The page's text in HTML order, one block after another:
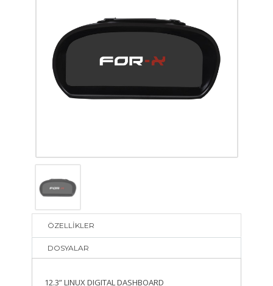
ÖZELLİKLER
DOSYALAR
12.3” LINUX DIGITAL DASHBOARD